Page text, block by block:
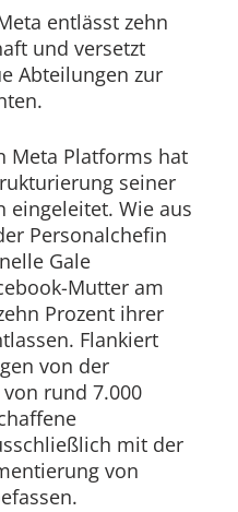
entlässt zehn
und versetzt
Abteilungen zur
Meta Platforms hat
seiner
eingeleitet. Wie aus
Personalchefin
Gale
Mutter am
Prozent ihrer
Flankiert
von der
rund 7.000
mit der
von